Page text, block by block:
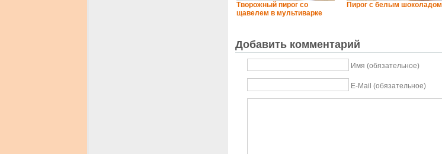
Творожный пирог со
щавелем в мультиварке
Пирог с белым шоколадом
Добавить комментарий
Имя (обязательное)
E-Mail (обязательное)